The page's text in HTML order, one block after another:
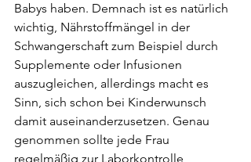
Babys haben. Demnach ist es natürlich
wichtig, Nährstoffmängel in der
Schwangerschaft zum Beispiel durch
Supplemente oder Infusionen
auszugleichen, allerdings macht es
Sinn, sich schon bei Kinderwunsch
damit auseinanderzusetzen. Genau
genommen sollte jede Frau
regelmäßig zur Laborkontrolle